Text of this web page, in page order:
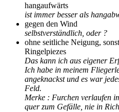
hangaufwärts
ist immer besser als
gegen den Wind
selbstverständlich, oder ?
ohne seitliche Neigung,
Ringelpiezes
Das kann ich aus eigener
Ich habe in meinem
angeknackst und es war
Feld.
Merke : Furchen verlaufen
quer zum Gefälle, nie in